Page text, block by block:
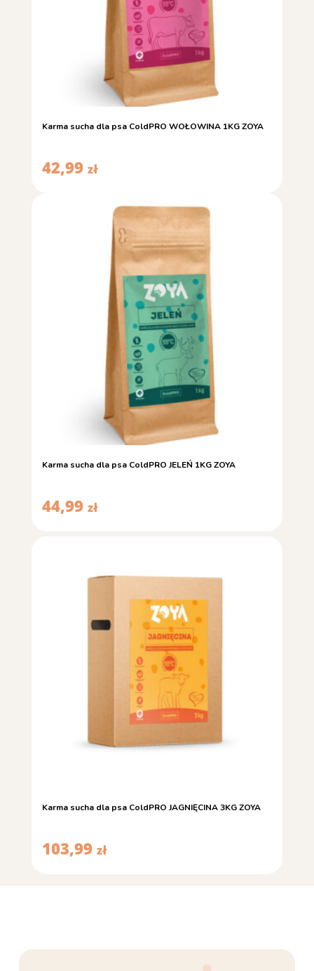
Karma sucha dla psa ColdPRO WOŁOWINA 1KG ZOYA
42,99 zł
Karma sucha dla psa ColdPRO JELEŃ 1KG ZOYA
44,99 zł
Karma sucha dla psa ColdPRO JAGNIĘCINA 3KG ZOYA
103,99 zł